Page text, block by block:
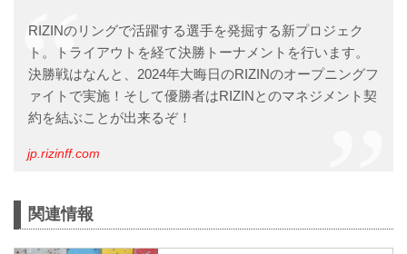
RIZINのリングで活躍する選手を発掘する新プロジェク
ト。トライアウトを経て決勝トーナメントを行います。
決勝戦はなんと、2024年大晦日のRIZINのオープニングフ
ァイトで実施！そして優勝者はRIZINとのマネジメント契
約を結ぶことが出来るぞ！
jp.rizinff.com
関連情報